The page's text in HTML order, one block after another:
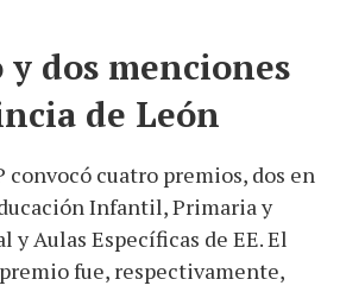
dos menciones
de León
convocó cuatro premios, dos en
Infantil, Primaria y
y Aulas Específicas de EE. El
fue, respectivamente,